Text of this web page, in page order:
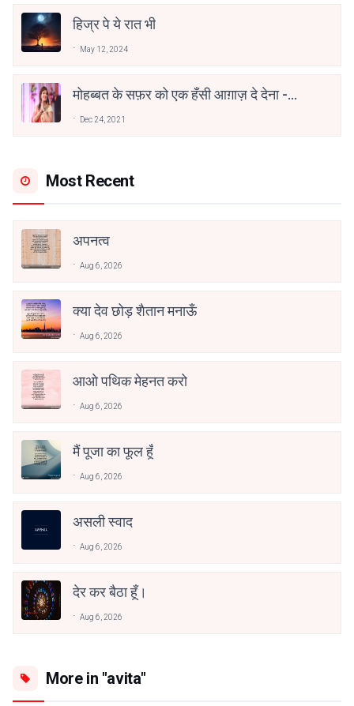
हिज्र पे ये रात भी
May 12, 2024
मोहब्बत के सफ़र को एक हँसी आग़ाज़ दे देना -
Dec 24, 2021
Most Recent
अपनत्व
Aug 6, 2026
क्या देव छोड़ शैतान मनाऊँ
Aug 6, 2026
आओ पथिक मेहनत करो
Aug 6, 2026
मैं पूजा का फूल हूँ
Aug 6, 2026
असली स्वाद
Aug 6, 2026
देर कर बैठा हूँ।
Aug 6, 2026
More in "avita"